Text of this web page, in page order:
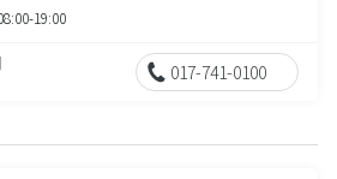
19:00
017-741-0100